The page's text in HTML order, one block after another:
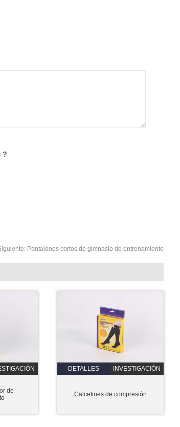
?
Pantalones cortos de gimnasio de entrenamiento
de
DETALLES INVESTIGACIÓN
Calcetines de compresión